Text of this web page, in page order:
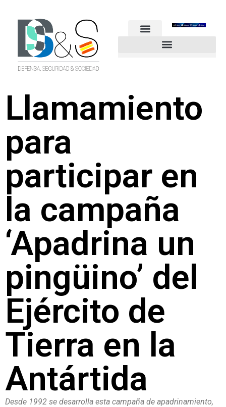
Llamamiento
para
participar en
la campaña
‘Apadrina un
pingüino’ del
Ejército de
Tierra en la
Antártida
Desde 1992 se desarrolla esta campaña de apadrinamiento,